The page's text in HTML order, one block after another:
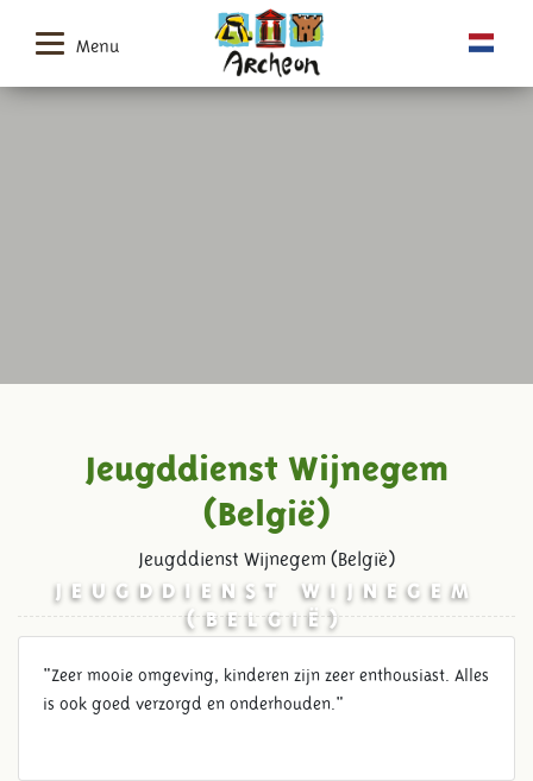
Menu
JEUGDDIENST WIJNEGEM
(BELGIË)
Jeugddienst Wijnegem
(België)
Jeugddienst Wijnegem (België)
"Zeer mooie omgeving, kinderen zijn zeer enthousiast. Alles
is ook goed verzorgd en onderhouden."